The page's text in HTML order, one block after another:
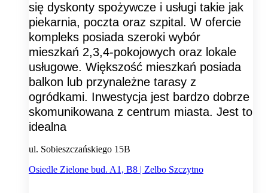
się dyskonty spożywcze i usługi takie jak
piekarnia, poczta oraz szpital. W ofercie
kompleks posiada szeroki wybór
mieszkań 2,3,4-pokojowych oraz lokale
usługowe. Większość mieszkań posiada
balkon lub przynależne tarasy z
ogródkami. Inwestycja jest bardzo dobrze
skomunikowana z centrum miasta. Jest to
idealna
ul. Sobieszczańskiego 15B
Osiedle Zielone bud. A1, B8 | Zelbo Szczytno